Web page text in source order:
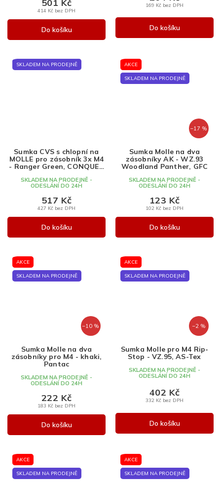
414 Kč bez DPH
501 Kč
Do košíku
169 Kč bez DPH
Do košíku
SKLADEM NA PRODEJNĚ
Sumka CVS s chlopní na
MOLLE pro zásobník 3x M4
- Ranger Green, CONQUER
SKLADEM NA PRODEJNĚ -
ODESLÁNÍ DO 24H
427 Kč bez DPH
517 Kč
Do košíku
AKCE
SKLADEM NA PRODEJNĚ
–17 %
Sumka Molle na dva
zásobníky AK - WZ.93
Woodland Panther, GFC
SKLADEM NA PRODEJNĚ -
ODESLÁNÍ DO 24H
102 Kč bez DPH
123 Kč
Do košíku
AKCE
SKLADEM NA PRODEJNĚ
–10 %
Sumka Molle na dva
zásobníky pro M4 - khaki,
Pantac
SKLADEM NA PRODEJNĚ -
ODESLÁNÍ DO 24H
183 Kč bez DPH
222 Kč
Do košíku
AKCE
SKLADEM NA PRODEJNĚ
–2 %
Sumka Molle pro M4 Rip-
Stop - VZ.95, AS-Tex
SKLADEM NA PRODEJNĚ -
ODESLÁNÍ DO 24H
332 Kč bez DPH
402 Kč
Do košíku
AKCE
SKLADEM NA PRODEJNĚ
AKCE
SKLADEM NA PRODEJNĚ